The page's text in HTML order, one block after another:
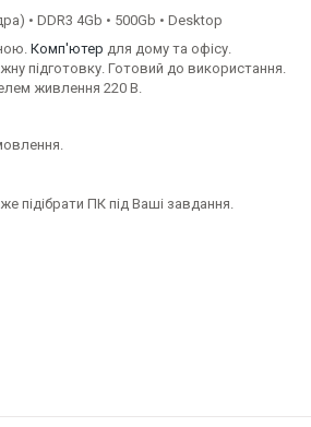
• DDR3 4Gb • 500Gb • Desktop
Комп'ютер для дому та офісу.
підготовку. Готовий до використання.
живлення 220 В.
підібрати ПК під Ваші завдання.